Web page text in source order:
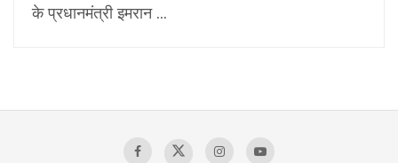
के प्रधानमंत्री इमरान ...